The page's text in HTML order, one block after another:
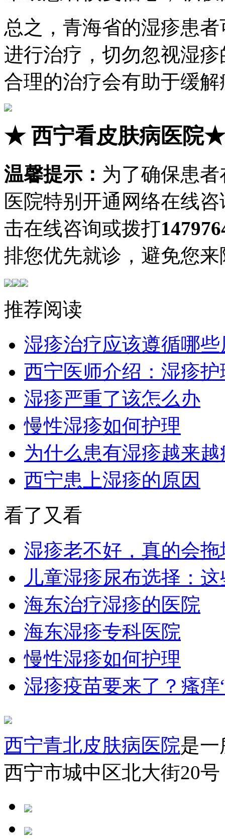
总之，青海省的湿疹患
进行治疗，切勿忽视湿
合理的治疗会有助于缓
★西宁看皮肤病医院★
温馨提示： 为了确保患
医院特别开通网络在线
击在线咨询或拨打
排您优先就诊，避免您
推荐阅读
湿疹治疗应该遵循哪些
西宁医师介绍：湿疹
湿疹严重了该怎么办
慢性湿疹如何护理
为什么患有湿疹越来越
西宁患上湿疹的原因
看了又看
湿疹老不好，真的会
儿童湿疹尿布选择：
海东治疗湿疹的医院
海东湿疹专科医院
慢性湿疹如何护理
湿疹疫苗要来了？瘙
西宁青北皮肤病医院是
西宁市城中区北大街20